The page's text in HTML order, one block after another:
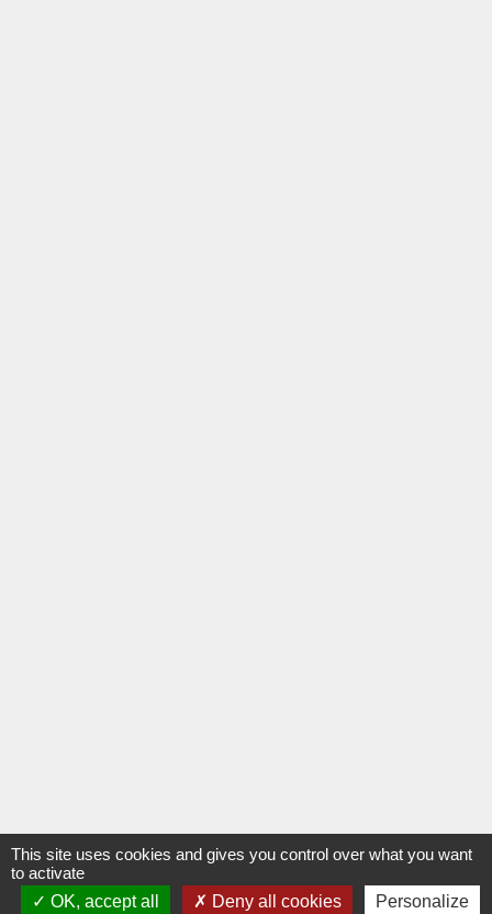
This site uses cookies and gives you control over what you want
to activate
OK, accept all
Deny all cookies Personalize